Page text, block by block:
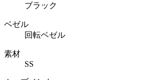
ブラック
ベゼル
回転ベゼル
素材
SS